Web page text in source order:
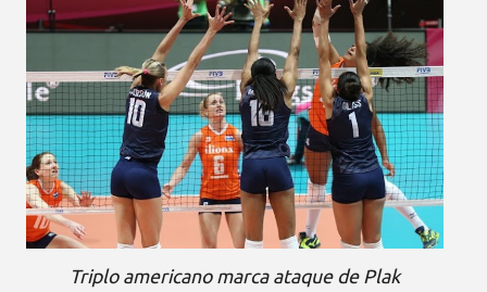
Triplo americano marca ataque de Plak